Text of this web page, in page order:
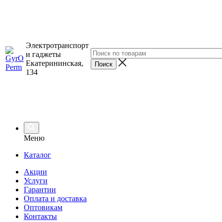
Электротранспорт
и гаджеты
Екатерининская,
134
Меню
Каталог
Акции
Услуги
Гарантии
Оплата и доставка
Оптовикам
Контакты